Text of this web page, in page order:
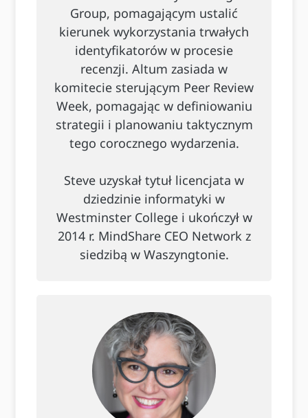
Group, pomagającym ustalić
kierunek wykorzystania trwałych
identyfikatorów w procesie
recenzji. Altum zasiada w
komitecie sterującym Peer Review
Week, pomagając w definiowaniu
strategii i planowaniu taktycznym
tego corocznego wydarzenia.
Steve uzyskał tytuł licencjata w
dziedzinie informatyki w
Westminster College i ukończył w
2014 r. MindShare CEO Network z
siedzibą w Waszyngtonie.